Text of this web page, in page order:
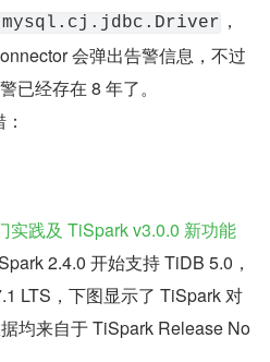
，
会弹出告警信息，不过
已经存在 8 年了。
实践及 TiSpark v3.0.0 新功能
2.4.0 开始支持 TiDB 5.0，
LTS，下图显示了 TiSpark 对
均来自于 TiSpark Release No